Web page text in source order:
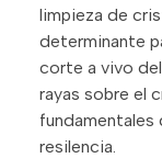
limpieza de
determinante
corte a vivo
rayas sobre el
fundamentales
resilencia.